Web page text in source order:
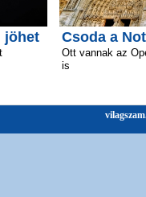
jöhet Csoda a
Ott vannak az
is